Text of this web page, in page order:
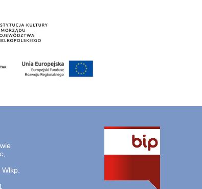
otwiera
nowej